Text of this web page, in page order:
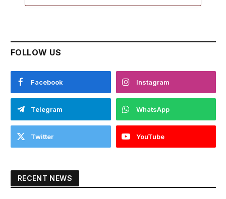
FOLLOW US
Facebook Instagram
Telegram WhatsApp
Twitter YouTube
RECENT NEWS